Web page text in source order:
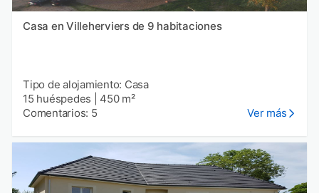
Casa en Villeherviers de 9 habitaciones
Tipo de alojamiento: Casa
15 huéspedes
450 m²
Comentarios: 5
Ver más